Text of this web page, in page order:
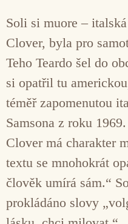
Soli si muore –
Clover, byla pro
Teho Teardo šel do
si opatřil tu
téměř zapomenutou
Samsona z roku
Clover má charakter
textu se mnohokrát
člověk umírá sám.“
prokládáno slovy